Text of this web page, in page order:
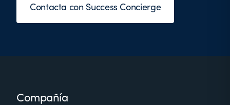
Contacta con Success Concierge
FooterCompañía